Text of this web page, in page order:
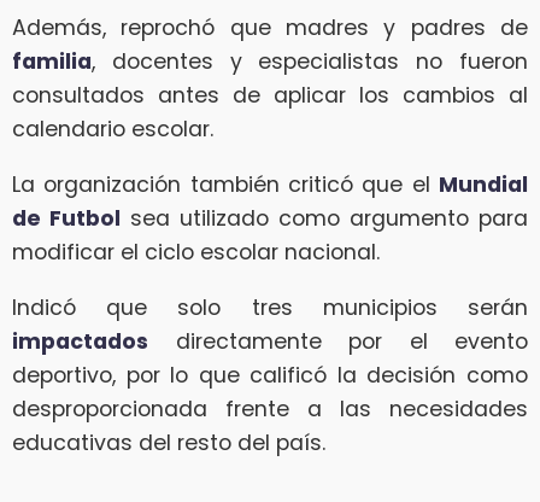
Además, reprochó que madres y padres de
familia, docentes y especialistas no fueron
consultados antes de aplicar los cambios al
calendario escolar.
La organización también criticó que el Mundial
de Futbol sea utilizado como argumento para
modificar el ciclo escolar nacional.
Indicó que solo tres municipios serán
impactados directamente por el evento
deportivo, por lo que calificó la decisión como
desproporcionada frente a las necesidades
educativas del resto del país.